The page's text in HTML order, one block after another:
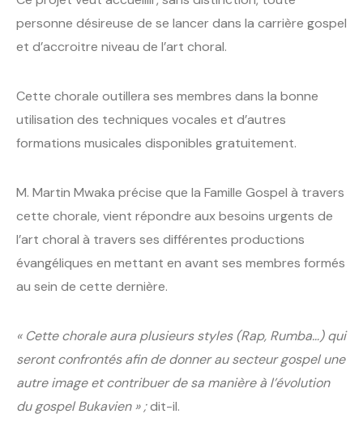
personne désireuse de se lancer dans la carrière gospel
et d’accroitre niveau de l’art choral.
Cette chorale outillera ses membres dans la bonne
utilisation des techniques vocales et d’autres
formations musicales disponibles gratuitement.
M. Martin Mwaka précise que la Famille Gospel à travers
cette chorale, vient répondre aux besoins urgents de
l’art choral à travers ses différentes productions
évangéliques en mettant en avant ses membres formés
au sein de cette dernière.
« Cette chorale aura plusieurs styles (Rap, Rumba…) qui
seront confrontés afin de donner au secteur gospel une
autre image et contribuer de sa manière à l’évolution
du gospel Bukavien » ;dit-il.